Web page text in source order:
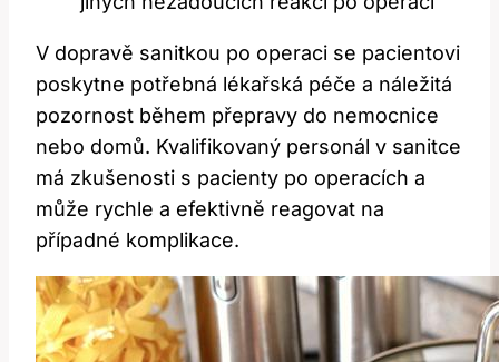
V dopravě sanitkou po operaci se pacientovi
poskytne potřebná lékařská péče a náležitá
pozornost během přepravy do nemocnice
nebo domů. Kvalifikovaný personál v sanitce
má zkušenosti s pacienty po operacích a
může rychle a efektivně reagovat na
případné komplikace.